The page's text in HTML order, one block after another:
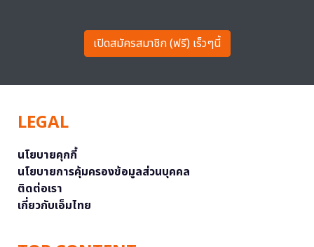
เปิดสมัครสมาชิก (ฟรี) เร็วๆนี้
LEGAL
นโยบายคุกกี้
นโยบายการคุ้มครองข้อมูลส่วนบุคคล
ติดต่อเรา
เกี่ยวกับเอ็มไทย